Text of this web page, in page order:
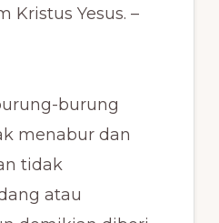
Kristus Yesus. –
burung
menabur dan
tidak
atau